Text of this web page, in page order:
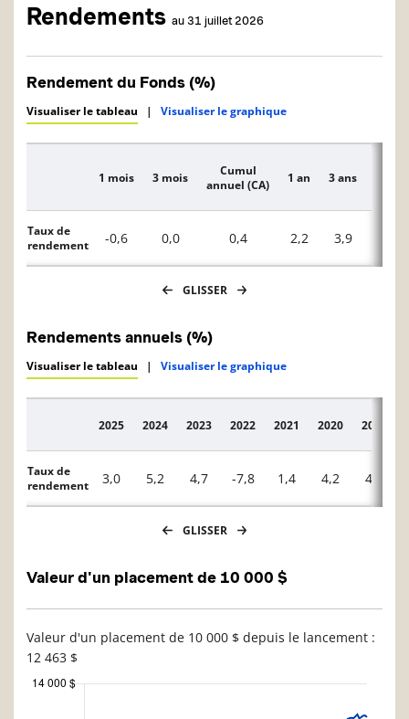
Rendements au 31 juillet 2026
Rendement du Fonds (%)
Visualiser le tableau | Visualiser le graphique
Description
1 mois 3 mois
Cumul
annuel (CA)
1 an 3 ans
Taux de
rendement
-0,6 0,0 0,4 2,2 3,9
GLISSER
Rendements annuels (%)
Visualiser le tableau | Visualiser le graphique
Description
2025 2024 2023 2022 2021 2020 2019
Taux de
rendement
3,0 5,2 4,7 -7,8 1,4 4,2 4,5
GLISSER
Valeur d'un placement de 10 000 $
Valeur d'un placement de 10 000 $ depuis le lancement :
12 463 $